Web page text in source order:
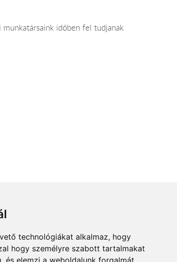
technológiákat alkalmaz, hogy
hogy személyre szabott tartalmakat
elemzi a weboldalunk forgalmát,
időben fel tudjanak